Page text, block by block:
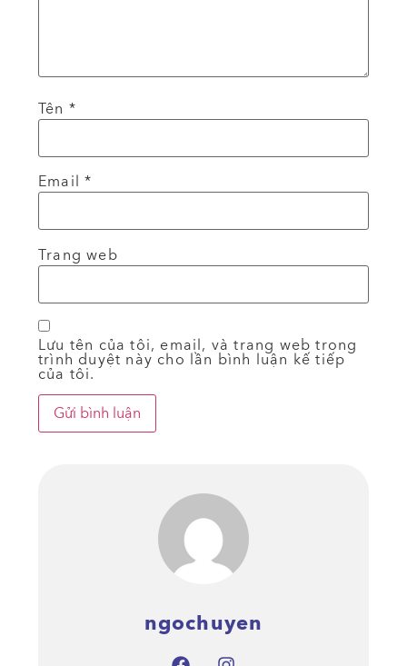
Tên *
Email*
Trang web
Lưu tên của tôi, email, và trang web trong
trình duyệt này cho lần bình luận kế tiếp
của tôi.
ngochuyen